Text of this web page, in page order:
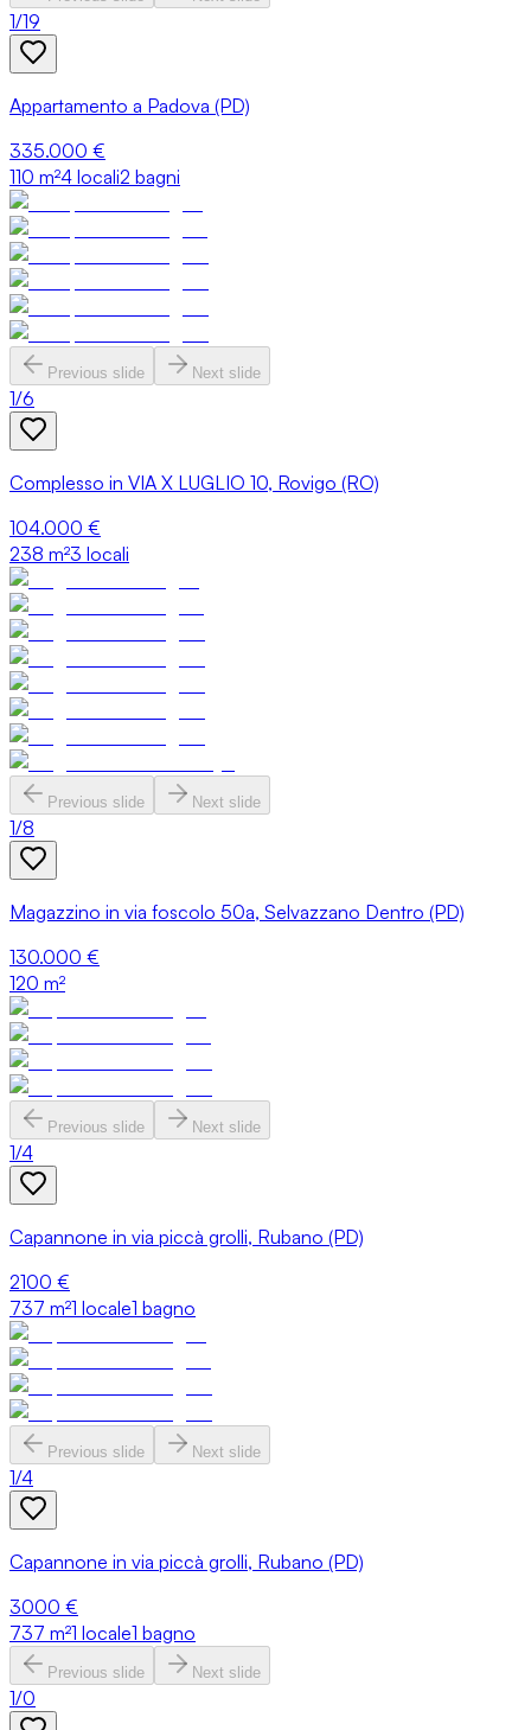
1/19
Appartamento a Padova (PD)
335.000 €
110 m²4 locali2 bagni
Previous slide Next slide
1/6
Complesso in VIA X LUGLIO 10, Rovigo (RO)
104.000 €
238 m²3 locali
Previous slide Next slide
1/8
Magazzino in via foscolo 50a, Selvazzano Dentro (PD)
130.000 €
120 m²
Previous slide Next slide
1/4
Capannone in via piccà grolli, Rubano (PD)
2100 €
737 m²1 locale1 bagno
Previous slide Next slide
1/4
Capannone in via piccà grolli, Rubano (PD)
3000 €
737 m²1 locale1 bagno
Previous slide Next slide
1/0